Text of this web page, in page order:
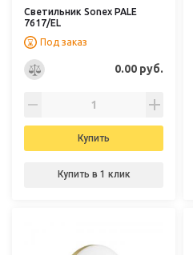
Светильник Sonex PALE
7617/EL
Под заказ
0.00 руб.
Купить
Купить в 1 клик